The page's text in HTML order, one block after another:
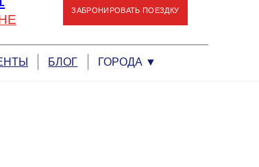
ЗАБРОНИРОВАТЬ ПОЕЗДКУ
БЛОГ ГОРОДА ▼